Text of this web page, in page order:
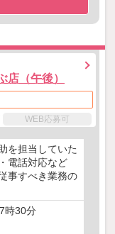
店（午後）
WEB応募可
を担当していた
電話対応など
べき業務の
時30分